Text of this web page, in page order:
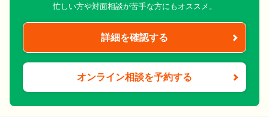
忙しい方や対面相談が苦手な方にもオススメ。
詳細を確認する
オンライン相談を予約する